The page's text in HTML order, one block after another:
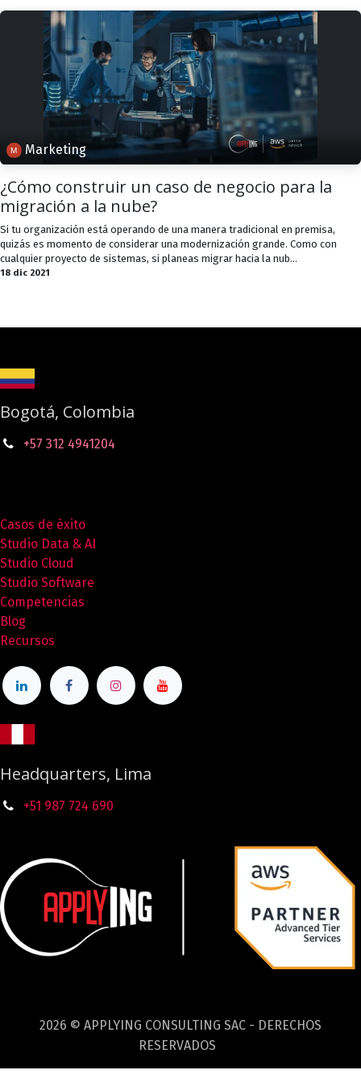
Marketing
¿Cómo construir un caso de negocio para la
migración a la nube?
Si tu organización está operando de una manera tradicional en premisa,
quizás es momento de considerar una modernización grande. Como con
cualquier proyecto de sistemas, si planeas migrar hacia la nub...
18 dic 2021
Bogotá, Colombia
+57 312 4941204
Casos de éxito
Studio Data & AI
Studio Cloud
Studio Software
Competencias
Blog
Recursos
Headquarters, Lima
+51 987 724 690
2026 © APPLYING CONSULTING SAC - DERECHOS
RESERVADOS